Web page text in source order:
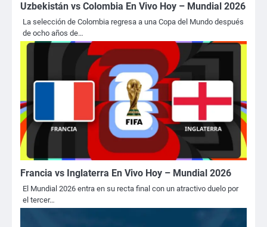
Uzbekistán vs Colombia En Vivo Hoy – Mundial 2026
La selección de Colombia regresa a una Copa del Mundo después
de ocho años de…
Francia vs Inglaterra En Vivo Hoy – Mundial 2026
El Mundial 2026 entra en su recta final con un atractivo duelo por
el tercer…